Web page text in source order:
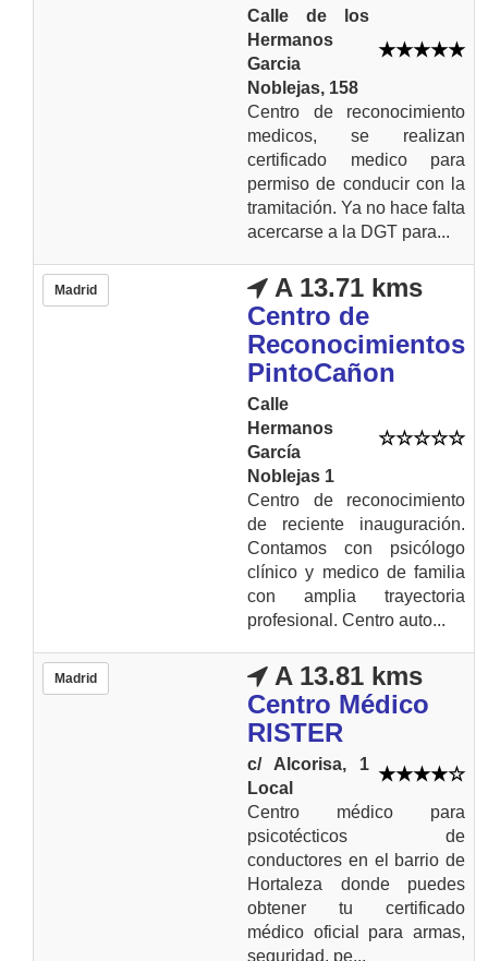
Calle de los
Hermanos
Garcia
Noblejas, 158
Centro de reconocimiento
medicos, se realizan
certificado medico para
permiso de conducir con la
tramitación. Ya no hace falta
acercarse a la DGT para...
Madrid
A 13.71 kms
Centro de
Reconocimientos
PintoCañon
Calle
Hermanos
García
Noblejas 1
Centro de reconocimiento
de reciente inauguración.
Contamos con psicólogo
clínico y medico de familia
con amplia trayectoria
profesional. Centro auto...
Madrid
A 13.81 kms
Centro Médico
RISTER
c/ Alcorisa, 1
Local
Centro médico para
psicotécticos de
conductores en el barrio de
Hortaleza donde puedes
obtener tu certificado
médico oficial para armas,
seguridad, pe...